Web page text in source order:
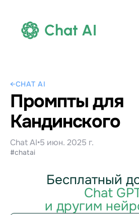
Chat AI
←CHAT AI
Промпты для
Кандинского
Chat AI•5 июн. 2025 г.
#chatai
Бесплатный
Chat
и другим